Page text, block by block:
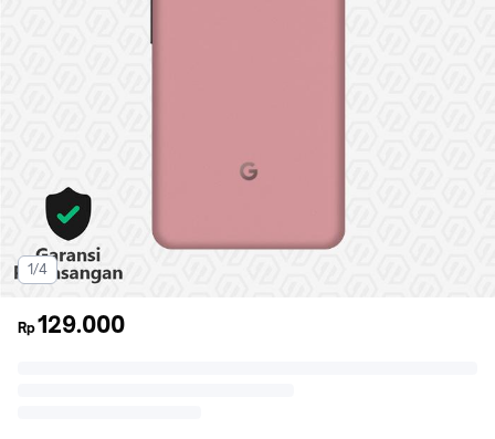
1/4
Rp129.000